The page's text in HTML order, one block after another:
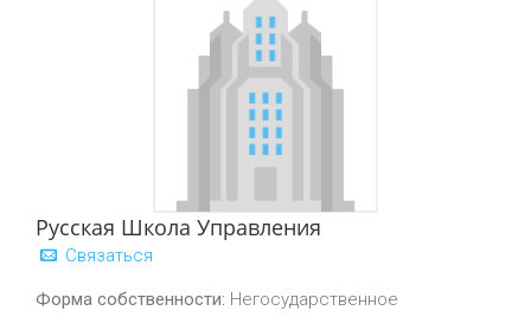
Русская Школа Управления
Связаться
Форма собственности: Негосударственное